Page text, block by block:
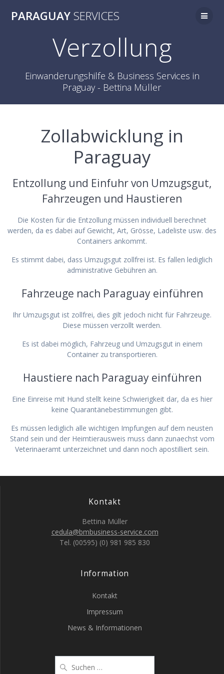
Inhalt
PARAGUAY SERVICES
Verzollung
Einwanderungshilfe & Business Services in
Praguay - Bettina Müller
Zollabwicklung in
Paraguay
Entzollung und Einfuhr von Umzugsgut,
Fahrzeugen und Haustieren
Die Kosten für die Entzollung müssen individuell berechnet
werden, da es dabei auf Gewicht, Art, Grösse, Ladeliste usw. des
Containers ankommt.
Es stimmt dabei, dass Umzugsgut zollfrei ist. Es fallen lediglich
administrative Gebühren an.
Fahrzeuge nach Paraguay einführen
Ihr Umzugsgut ist zollfrei, dies gilt jedoch nicht für Fahrzeuge.
Diese müssen verzollt werden.
Es ist dabei möglich, Fahrzeug und Umzugsgut in einem
Container zu transportieren.
Haustiere nach Paraguay einführen
Eine Einreise mit Hund stellt keine Schwierigkeit dar, da es hier
keine Quarantänebestimmungen gibt.
Es müssen lediglich alle wichtigen Impfungen auf dem neusten
Stand sein und der Heimtierausweis muss dann zunaechst vom
Veterinaeramt unterzeichnet und dann noch apostilliert sein.
Kontakt
Bettina Müller
cedula@bmbusiness-service.com
Tel. (00595) (0) 981 985 830
Information
Kontakt
Impressum
News & Informationen
nach: